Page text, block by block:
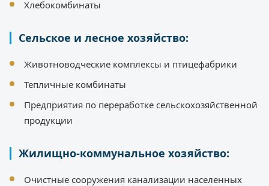
Хлебокомбинаты
Сельское и лесное хозяйство:
Животноводческие комплексы и птицефабрики
Тепличные комбинаты
Предприятия по переработке сельскохозяйственной
продукции
Жилищно-коммунальное хозяйство:
Очистные сооружения канализации населенных